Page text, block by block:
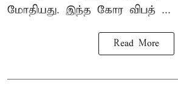
மோதியது. இந்த கோர விபத் ...
Read More